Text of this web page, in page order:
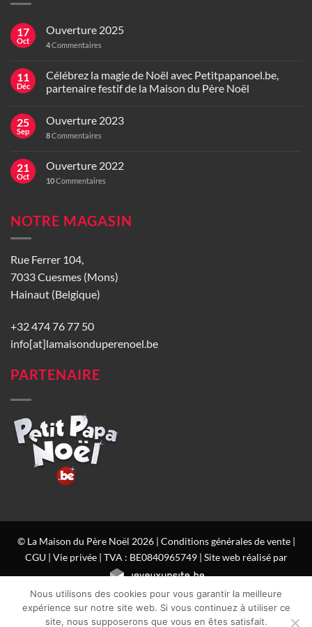
17
Oct
Ouverture 2025
4Commentaires
11
Déc
Célébrez la magie de Noël avec Petitpapanoel.be,
partenaire festif de la Maison du Père Noël
25
Sep
Ouverture 2023
8Commentaires
21
Oct
Ouverture 2022
10Commentaires
NOTRE MAGASIN
Rue Ferrer 104,
7033 Cuesmes (Mons)
Hainaut (Belgique)
+32 474 76 77 50
info[at]lamaisonduperenoel.be
PARTENAIRE
© La Maison du Père Noël 2026 | Conditions générales de vente|
CGU| Vie privée| TVA : BE0840965749 | Site web réalisé par
Nous utilisons des cookies pour vous garantir la meilleure
expérience sur notre site web. Si vous continuez à utiliser ce
site, nous supposerons que vous en êtes satisfait.